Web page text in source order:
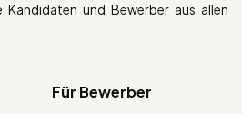
Kandidaten und Bewerber aus allen
Für Bewerber